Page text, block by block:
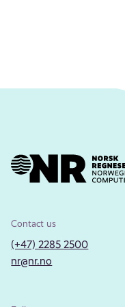
Contact us
(+47) 2285 2500
nr@nr.no